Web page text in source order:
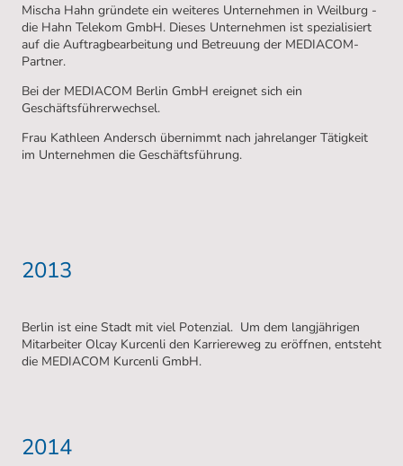
Mischa Hahn gründete ein weiteres Unternehmen in Weilburg -
die Hahn Telekom GmbH. Dieses Unternehmen ist spezialisiert
auf die Auftragbearbeitung und Betreuung der MEDIACOM-
Partner.
Bei der MEDIACOM Berlin GmbH ereignet sich ein
Geschäftsführerwechsel.
Frau Kathleen Andersch übernimmt nach jahrelanger Tätigkeit
im Unternehmen die Geschäftsführung.
2013
Berlin ist eine Stadt mit viel Potenzial. Um dem langjährigen
Mitarbeiter Olcay Kurcenli den Karriereweg zu eröffnen, entsteht
die MEDIACOM Kurcenli GmbH.
2014